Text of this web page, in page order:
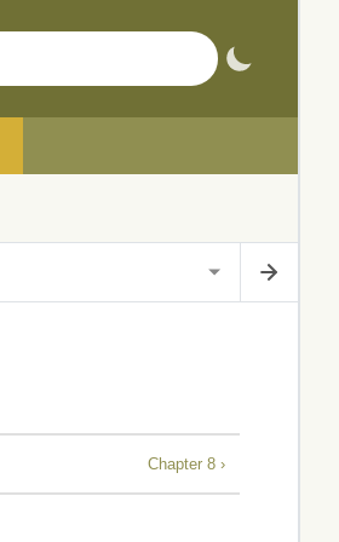
Chapter 8 ›